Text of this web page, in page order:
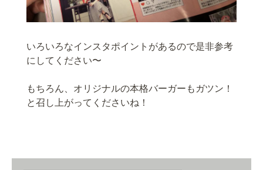
いろいろなインスタポイントがあるので是非参考
にしてください〜
もちろん、オリジナルの本格バーガーもガツン！
と召し上がってくださいね！